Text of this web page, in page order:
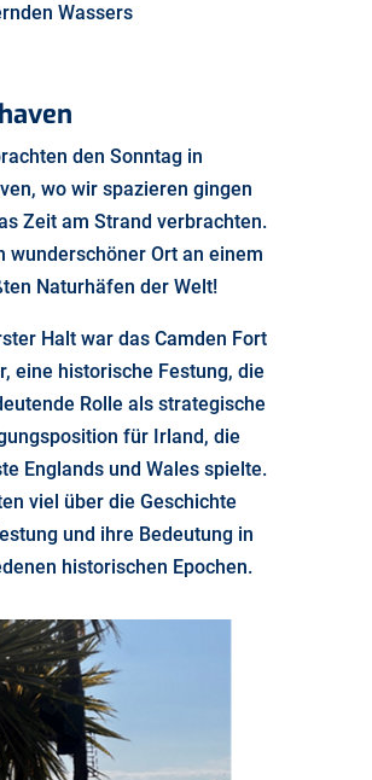
Wassers
den Sonntag in
wo wir spazieren gingen
Zeit am Strand verbrachten.
wunderschöner Ort an einem
Naturhäfen der Welt!
Halt war das Camden Fort
eine historische Festung, die
Rolle als strategische
für Irland, die
Englands und Wales spielte.
viel über die Geschichte
und ihre Bedeutung in
historischen Epochen.